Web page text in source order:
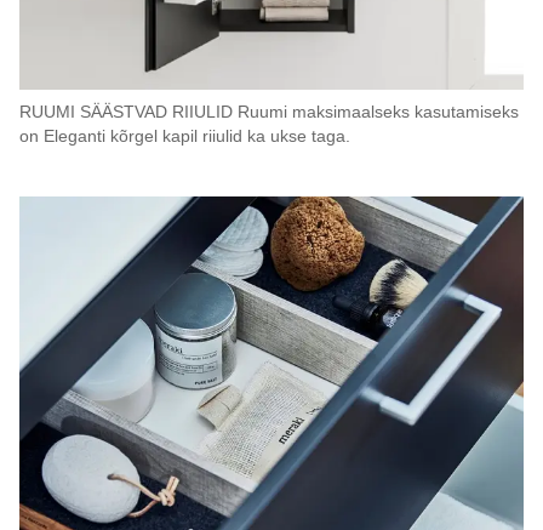
RUUMI SÄÄSTVAD RIIULID Ruumi maksimaalseks kasutamiseks
on Eleganti kõrgel kapil riiulid ka ukse taga.